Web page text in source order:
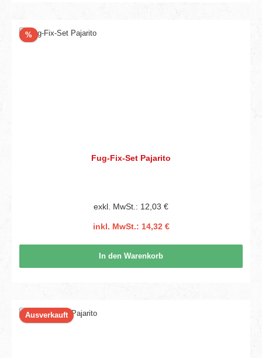
%Rabatt
Fug-Fix-Set Pajarito
exkl. MwSt.: 12,03 €
inkl. MwSt.: 14,32 €
In den Warenkorb
Ausverkauft